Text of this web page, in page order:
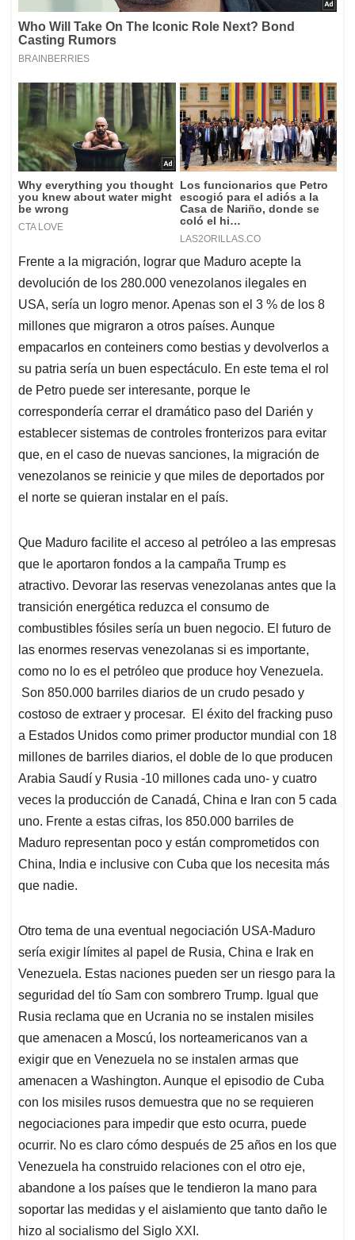
Frente a la migración, lograr que Maduro acepte la
devolución de los 280.000 venezolanos ilegales en
USA, sería un logro menor. Apenas son el 3 % de los 8
millones que migraron a otros países. Aunque
empacarlos en conteiners como bestias y devolverlos a
su patria sería un buen espectáculo. En este tema el rol
de Petro puede ser interesante, porque le
correspondería cerrar el dramático paso del Darién y
establecer sistemas de controles fronterizos para evitar
que, en el caso de nuevas sanciones, la migración de
venezolanos se reinicie y que miles de deportados por
el norte se quieran instalar en el país.
Que Maduro facilite el acceso al petróleo a las empresas
que le aportaron fondos a la campaña Trump es
atractivo. Devorar las reservas venezolanas antes que la
transición energética reduzca el consumo de
combustibles fósiles sería un buen negocio. El futuro de
las enormes reservas venezolanas si es importante,
como no lo es el petróleo que produce hoy Venezuela.
Son 850.000 barriles diarios de un crudo pesado y
costoso de extraer y procesar. El éxito del fracking puso
a Estados Unidos como primer productor mundial con 18
millones de barriles diarios, el doble de lo que producen
Arabia Saudí y Rusia -10 millones cada uno- y cuatro
veces la producción de Canadá, China e Iran con 5 cada
uno. Frente a estas cifras, los 850.000 barriles de
Maduro representan poco y están comprometidos con
China, India e inclusive con Cuba que los necesita más
que nadie.
Otro tema de una eventual negociación USA-Maduro
sería exigir límites al papel de Rusia, China e Irak en
Venezuela. Estas naciones pueden ser un riesgo para la
seguridad del tío Sam con sombrero Trump. Igual que
Rusia reclama que en Ucrania no se instalen misiles
que amenacen a Moscú, los norteamericanos van a
exigir que en Venezuela no se instalen armas que
amenacen a Washington. Aunque el episodio de Cuba
con los misiles rusos demuestra que no se requieren
negociaciones para impedir que esto ocurra, puede
ocurrir. No es claro cómo después de 25 años en los que
Venezuela ha construido relaciones con el otro eje,
abandone a los países que le tendieron la mano para
soportar las medidas y el aislamiento que tanto daño le
hizo al socialismo del Siglo XXI.